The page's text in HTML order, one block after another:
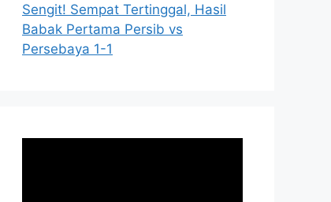
Sengit! Sempat Tertinggal, Hasil
Babak Pertama Persib vs
Persebaya 1-1